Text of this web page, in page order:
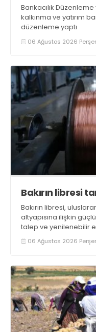
Bankacılık
kalkınma ve yatırım
düzenleme yaptı
06 Ağustos 2026
Bakırın libresi
Bakırın libresi,
altyapısına ilişkin
talep ve yenilenebilir
ulaşarak tarihi zirvesini
06 Ağustos 2026